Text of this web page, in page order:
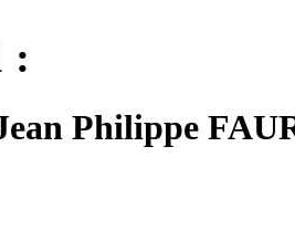
:
Philippe